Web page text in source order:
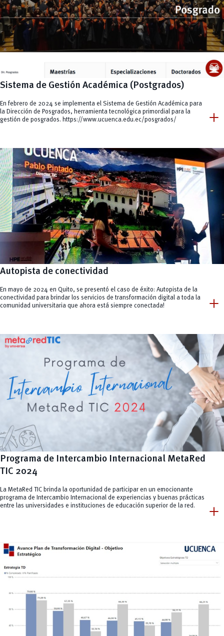
Sistema de Gestión Académica (Postgrados)
En febrero de 2024 se implementa el Sistema de Gestión Académica para
la Dirección de Posgrados, herramienta tecnológica primordial para la
gestión de posgrados. https://www.ucuenca.edu.ec/posgrados/ add
Autopista de conectividad
En mayo de 2024 en Quito, se presentó el caso de éxito: Autopista de la
conectividad para brindar los servicios de transformación digital a toda la
comunidad universitaria que ahora está siempre conectada!
add
Programa de Intercambio Internacional MetaRed
TIC 2024
La MetaRed TIC brinda la oportunidad de participar en un emocionante
programa de Intercambio Internacional de experiencias y buenas prácticas
entre las universidades e instituciones de educación superior de la red.
add